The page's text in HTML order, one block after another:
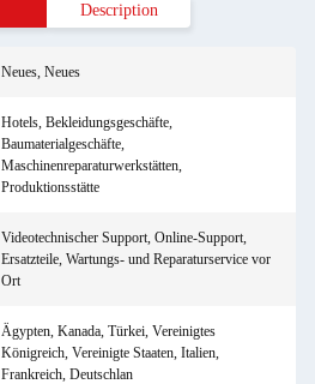
Description
Neues, Neues
Hotels, Bekleidungsgeschäfte,
Baumaterialgeschäfte,
Maschinenreparaturwerkstätten,
Produktionsstätte
Videotechnischer Support, Online-Support,
Ersatzteile, Wartungs- und Reparaturservice vor
Ort
Ägypten, Kanada, Türkei, Vereinigtes
Königreich, Vereinigte Staaten, Italien,
Frankreich, Deutschlan